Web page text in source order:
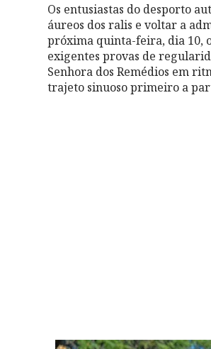
Os entusiastas do desporto
áureos dos ralis e voltar a
próxima quinta-feira, dia 10, os
exigentes provas de
Senhora dos Remédios em
trajeto sinuoso primeiro a